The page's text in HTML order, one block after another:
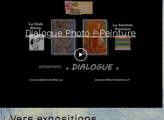
Dialogue Photo - Peinture